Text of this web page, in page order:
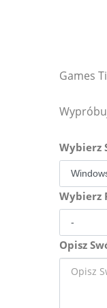
Games
Wybierz
Wybierz
Opisz